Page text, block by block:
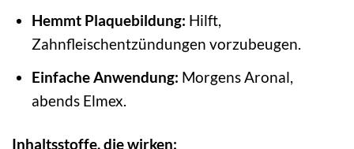
Hemmt Plaquebildung: Hilft,
Zahnfleischentzündungen vorzubeugen.
Einfache Anwendung: Morgens Aronal,
abends Elmex.
Inhaltsstoffe, die wirken: